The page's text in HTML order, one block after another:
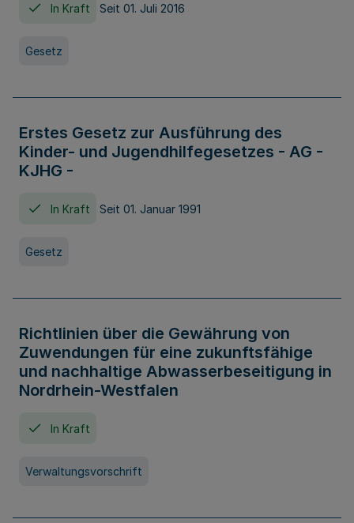
In Kraft Seit 01. Juli 2016
Gesetz
Erstes Gesetz zur Ausführung des
Kinder- und Jugendhilfegesetzes - AG -
KJHG -
In Kraft Seit 01. Januar 1991
Gesetz
Richtlinien über die Gewährung von
Zuwendungen für eine zukunftsfähige
und nachhaltige Abwasserbeseitigung in
Nordrhein-Westfalen
In Kraft
Verwaltungsvorschrift